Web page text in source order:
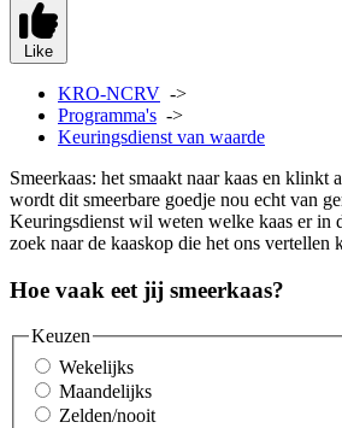
Like
KRO-NCRV ->
Programma's ->
Keuringsdienst van waarde
Smeerkaas: het smaakt naar kaas en klinkt
wordt dit smeerbare goedje nou echt van
Keuringsdienst wil weten welke kaas er in
zoek naar de kaaskop die het ons vertellen
Hoe vaak eet jij smeerkaas?
Keuzen
Wekelijks
Maandelijks
Zelden/nooit